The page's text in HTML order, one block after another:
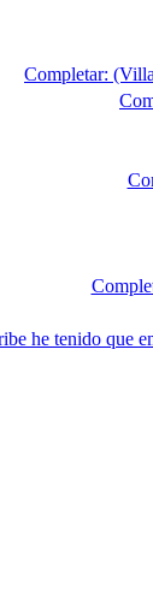
Completar:
he tenido que